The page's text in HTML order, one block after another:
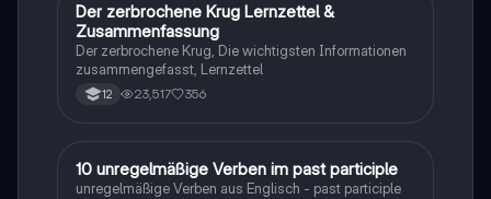
Deutsch
Der zerbrochene Krug Lernzettel &
Zusammenfassung
Der zerbrochene Krug, Die wichtigsten Informationen
zusammengefasst, Lernzettel
12 23,517 356
1 Englisch
10 unregelmäßige Verben im past participle
unregelmäßige Verben aus Englisch - past participle